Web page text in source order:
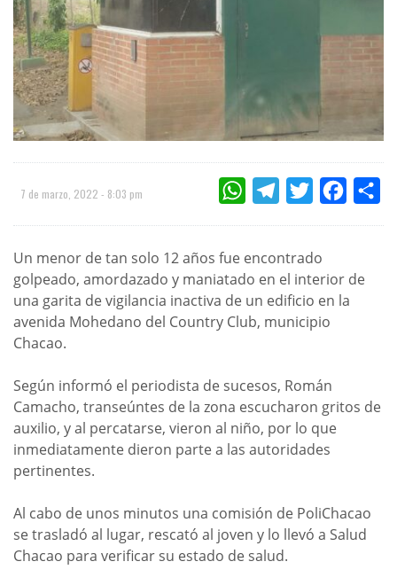
7 de marzo, 2022 - 8:03 pm WHATSAPPTELEGRAMTWITTER
Un menor de tan solo 12 años fue encontrado
golpeado, amordazado y maniatado en el interior de
una garita de vigilancia inactiva de un edificio en la
avenida Mohedano del Country Club, municipio
Chacao.
Según informó el periodista de sucesos, Román
Camacho, transeúntes de la zona escucharon gritos de
auxilio, y al percatarse, vieron al niño, por lo que
inmediatamente dieron parte a las autoridades
pertinentes.
Al cabo de unos minutos una comisión de PoliChacao
se trasladó al lugar, rescató al joven y lo llevó a Salud
Chacao para verificar su estado de salud.